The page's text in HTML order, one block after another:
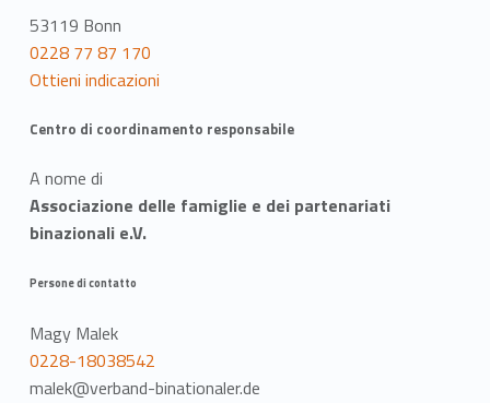
53119 Bonn
0228 77 87 170
Ottieni indicazioni
Centro di coordinamento responsabile
A nome di
Associazione delle famiglie e dei partenariati
binazionali e.V.
Persone di contatto
Magy Malek
0228-18038542
malek@verband-binationaler.de